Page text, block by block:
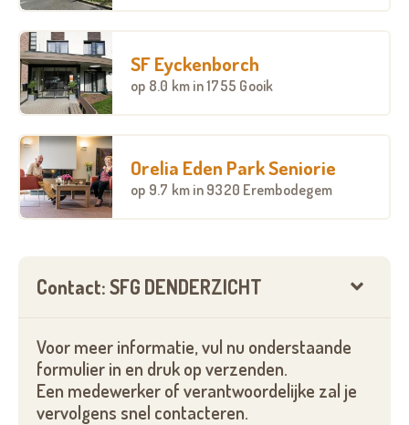
SF Eyckenborch
op 8.0 km in 1755 Gooik
Orelia Eden Park Seniorie
op 9.7 km in 9320 Erembodegem
Contact: SFG DENDERZICHT
Voor meer informatie, vul nu onderstaande
formulier in en druk op verzenden.
Een medewerker of verantwoordelijke zal je
vervolgens snel contacteren.